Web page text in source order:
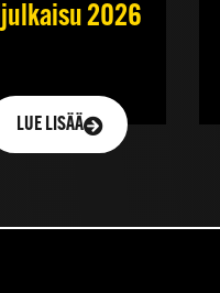
2026
LUE LISÄÄ